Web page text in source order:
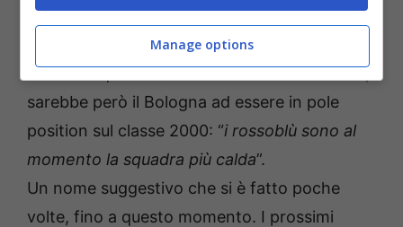
seconda punta in grado di supportare con
molti assist il nuovo acquistoAndrea Belotti
Stando a quanto affermaGianluca Di Marzio,
sarebbe però il Bologna ad essere in pole
position sul classe 2000: “i rossoblù sono al
momento la squadra più calda”.
Un nome suggestivo che si è fatto poche
volte, fino a questo momento. I prossimi
Manage options